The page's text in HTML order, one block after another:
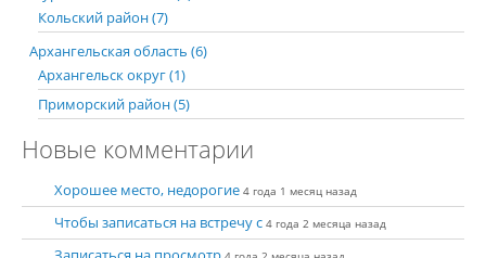
Кольский район (7)
Архангельская область (6)
Архангельск округ (1)
Приморский район (5)
Новые комментарии
Хорошее место, недорогие 4 года 1 месяц назад
Чтобы записаться на встречу с 4 года 2 месяца назад